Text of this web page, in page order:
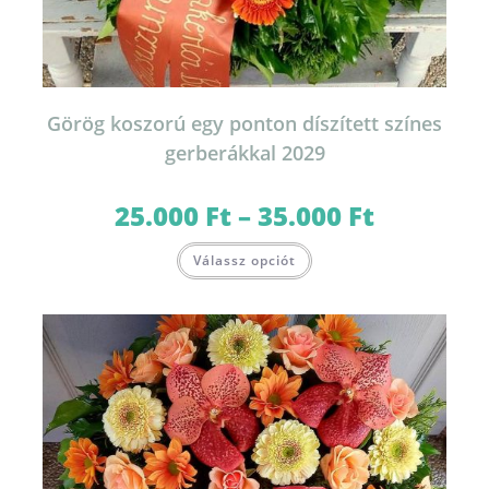
Görög koszorú egy ponton díszített színes
gerberákkal 2029
25.000 Ft–35.000 Ft25.000 Ft
Válassz opciót a
van.
A
változatok
a
termékoldalon
választhatók
ki